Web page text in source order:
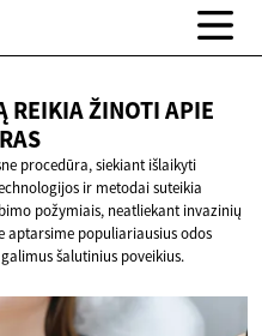
REIKIA ŽINOTI APIE
procedūra, siekiant išlaikyti
ir metodai suteikia
požymiais, neatliekant invazinių
aptarsime populiariausius odos
šalutinius poveikius.